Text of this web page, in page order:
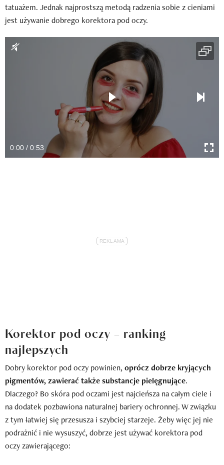
tatuażem. Jednak najprostszą metodą radzenia sobie z cieniami
jest używanie dobrego korektora pod oczy.
0:00 / 0:53
Korektor pod oczy – ranking
najlepszych
Dobry korektor pod oczy powinien,oprócz dobrze kryjących
pigmentów, zawierać także substancje pielęgnujące.
Dlaczego? Bo skóra pod oczami jest najcieńsza na całym ciele i
na dodatek pozbawiona naturalnej bariery ochronnej. W związku
z tym łatwiej się przesusza i szybciej starzeje. Żeby więc jej nie
podrażnić i nie wysuszyć, dobrze jest używać korektora pod
oczy zawierającego: